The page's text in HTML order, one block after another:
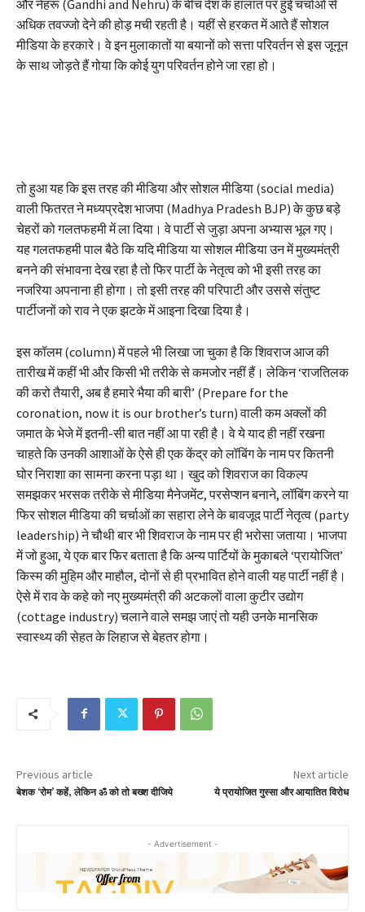
और नेहरू (Gandhi and Nehru) के बीच देश के हालात पर हुई चर्चाओं से
अधिक तवज्जो देने की होड़ मची रहती है। यहीं से हरकत में आते हैं सोशल
मीडिया के हरकारे। वे इन मुलाकातों या बयानों को सत्ता परिवर्तन से इस जूनून
के साथ जोड़ते हैं गोया कि कोई युग परिवर्तन होने जा रहा हो।
तो हुआ यह कि इस तरह की मीडिया और सोशल मीडिया (social media)
वाली फितरत ने मध्यप्रदेश भाजपा (Madhya Pradesh BJP) के कुछ बड़े
चेहरों को गलतफहमी में ला दिया। वे पार्टी से जुड़ा अपना अभ्यास भूल गए।
यह गलतफहमी पाल बैठे कि यदि मीडिया या सोशल मीडिया उन में मुख्यमंत्री
बनने की संभावना देख रहा है तो फिर पार्टी के नेतृत्व को भी इसी तरह का
नजरिया अपनाना ही होगा। तो इसी तरह की परिपाटी और उससे संतुष्ट
पार्टीजनों को राव ने एक झटके में आइना दिखा दिया है।
इस कॉलम (column) में पहले भी लिखा जा चुका है कि शिवराज आज की
तारीख में कहीं भी और किसी भी तरीके से कमजोर नहीं हैं। लेकिन ‘राजतिलक
की करो तैयारी, अब है हमारे भैया की बारी’ (Prepare for the
coronation, now it is our brother’s turn) वाली कम अक्लों की
जमात के भेजे में इतनी-सी बात नहीं आ पा रही है। वे ये याद ही नहीं रखना
चाहते कि उनकी आशाओं के ऐसे ही एक केंद्र को लॉबिंग के नाम पर कितनी
घोर निराशा का सामना करना पड़ा था। खुद को शिवराज का विकल्प
समझकर भरसक तरीके से मीडिया मैनेजमेंट, परसेप्शन बनाने, लॉबिंग करने या
फिर सोशल मीडिया की चर्चाओं का सहारा लेने के बावजूद पार्टी नेतृत्व (party
leadership) ने चौथी बार भी शिवराज के नाम पर ही भरोसा जताया। भाजपा
में जो हुआ, ये एक बार फिर बताता है कि अन्य पार्टियों के मुकाबले ‘प्रायोजित’
किस्म की मुहिम और माहौल, दोनों से ही प्रभावित होने वाली यह पार्टी नहीं है।
ऐसे में राव के कहे को नए मुख्यमंत्री की अटकलों वाला कुटीर उद्योग
(cottage industry) चलाने वाले समझ जाएं तो यही उनके मानसिक
स्वास्थ्य की सेहत के लिहाज से बेहतर होगा।
Previous article
बेशक ‘रोम’ कहें, लेकिन ॐ को तो बख्श दीजिये
Next article
ये प्रायोजित गुस्सा और आयातित विरोध
- Advertisement -